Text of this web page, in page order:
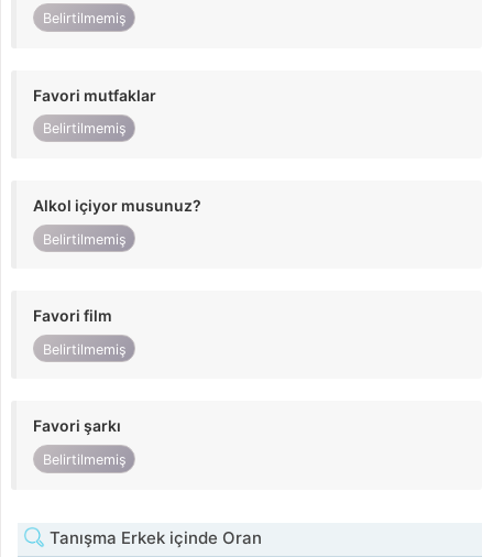
Belirtilmemiş
Favori mutfaklar
Belirtilmemiş
Alkol içiyor musunuz?
Belirtilmemiş
Favori film
Belirtilmemiş
Favori şarkı
Belirtilmemiş
Tanışma Erkek içinde Oran